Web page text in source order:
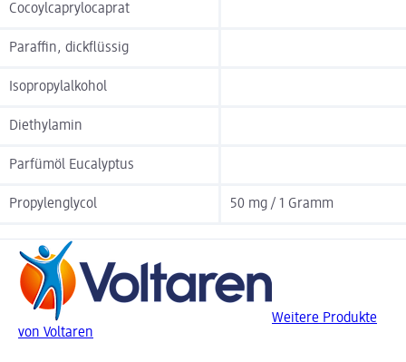
Cocoylcaprylocaprat
Paraffin, dickflüssig
Isopropylalkohol
Diethylamin
Parfümöl Eucalyptus
Propylenglycol 50 mg / 1 Gramm
Weitere Produkte
von Voltaren